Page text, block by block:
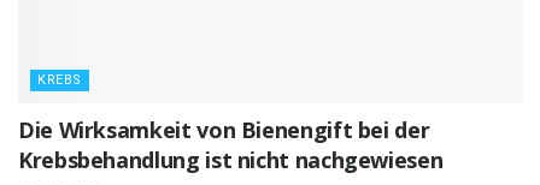
KREBS
Die Wirksamkeit von Bienengift bei der
Krebsbehandlung ist nicht nachgewiesen